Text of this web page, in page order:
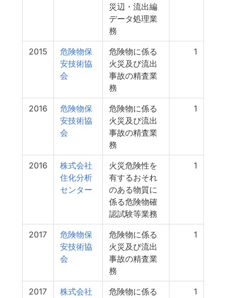
災辺・流出編
データ処理業
務
2015
危険物保
安技術協
会
危険物に係る
火災及び流出
事故の精査業
務
1
2016
危険物保
安技術協
会
危険物に係る
火災及び流出
事故の精査業
務
1
2016
株式会社
住化分析
センター
火災危険性を
有するおそれ
のある物質に
係る危険物確
認試験等業務
1
2017
危険物保
安技術協
会
危険物に係る
火災及び流出
事故の精査業
務
1
2017
株式会社
危険物に係る
1